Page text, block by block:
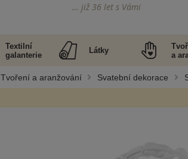
… již 36 let s Vámi
Textilní
galanterie
Látky
a
Tvoření a aranžování Svatební dekorace